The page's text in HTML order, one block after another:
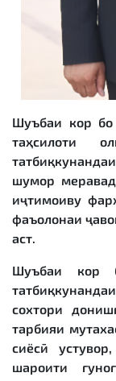
Шуъбаи кор бо
таҳсилоти
шумор
иҷтимоиву
фаъолонаи
аст.
Шуъбаи кор
сохтори
тарбияи
сиёсӣ
шароити